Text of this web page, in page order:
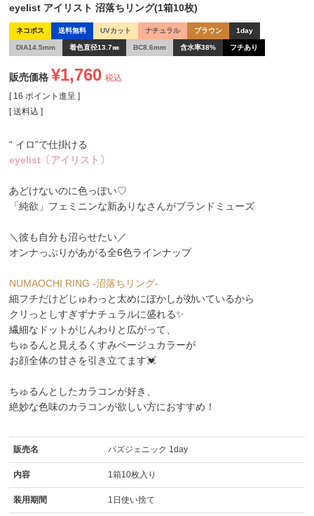
eyelist アイリスト 沼落ちリング(1箱10枚)
ネコポス 送料無料 UVカット ナチュラル ブラウン 1day
DIA14.5mm 着色直径13.7㎜ BC8.6mm 含水率38% フチあり
販売価格 ¥1,760 税込
[ 16 ポイント進呈 ]
送料込
“ イロ”で仕掛ける
eyelist〔アイリスト〕
あどけないのに色っぽい♡
「純欲」フェミニンな新ありなさんがブランドミューズ
＼彼も自分も沼らせたい／
オンナっぷりがあがる全6色ラインナップ
NUMAOCHI RING -沼落ちリング-
細フチだけどじゅわっと太めにぼかしが効いているから
クリっとしすぎずナチュラルに盛れる✨
繊細なドットがじんわりと広がって、
ちゅるんと見えるくすみベージュカラーが
お顔全体の甘さを引き立てます💓
ちゅるんとしたカラコンが好き、
絶妙な色味のカラコンが欲しい方におすすめ！
販売名 パズジェニック 1day
内容 1箱10枚入り
装用期間 1日使い捨て